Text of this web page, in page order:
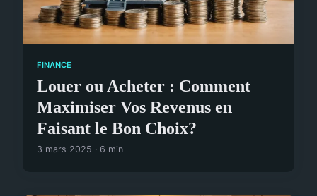
FINANCE
Louer ou Acheter : Comment
Maximiser Vos Revenus en
Faisant le Bon Choix?
3 mars 2025 · 6 min